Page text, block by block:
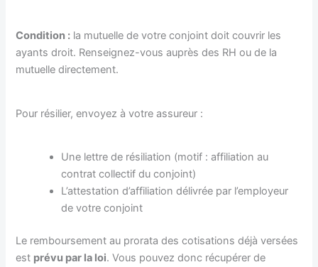
Condition : la mutuelle de votre conjoint doit couvrir les
ayants droit. Renseignez-vous auprès des RH ou de la
mutuelle directement.
Pour résilier, envoyez à votre assureur :
Une lettre de résiliation (motif : affiliation au
contrat collectif du conjoint)
L’attestation d’affiliation délivrée par l’employeur
de votre conjoint
Le remboursement au prorata des cotisations déjà versées
est prévu par la loi. Vous pouvez donc récupérer de